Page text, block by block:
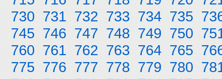
730 731 732 733 734 735
745 746 747 748 749 750
760 761 762 763 764 765
775 776 777 778 779 780